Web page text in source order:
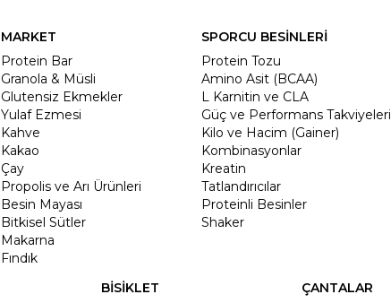
MARKET
Protein Bar
Granola & Müsli
Glutensiz Ekmekler
Yulaf Ezmesi
Kahve
Kakao
Çay
Propolis ve Arı Ürünleri
Besin Mayası
Bitkisel Sütler
Makarna
Fındık
SPORCU BESİNLERİ
Protein Tozu
Amino Asit (BCAA)
L Karnitin ve CLA
Güç ve Performans Takviyeleri
Kilo ve Hacim (Gainer)
Kombinasyonlar
Kreatin
Tatlandırıcılar
Proteinli Besinler
Shaker
BİSİKLET
ÇANTALAR